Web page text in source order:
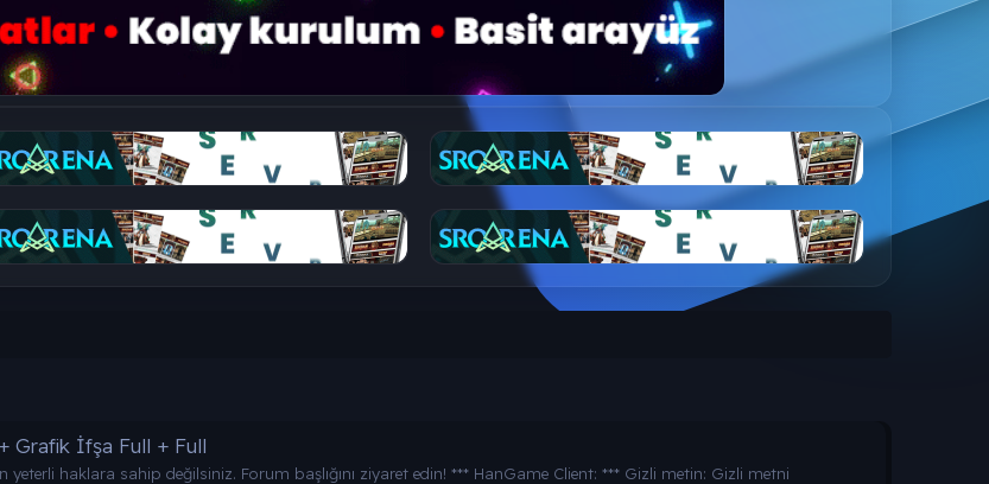
Grafik İfşa Full + Full
haklara sahip değilsiniz. Forum başlığını ziyaret edin! *** HanGame Client: *** Gizli metin: Gizli metni